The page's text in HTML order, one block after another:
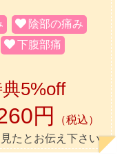
陰部の痛み
下腹部痛
5%off
円
（税込）
たとお伝え下さい